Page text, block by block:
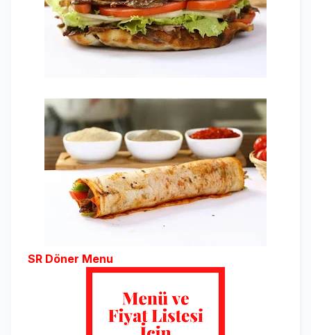
SR Döner Menu